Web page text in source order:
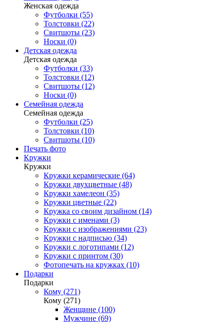
Женская одежда
Футболки (55)
Толстовки (22)
Свитшоты (23)
Носки (0)
Детская одежда
Детская одежда
Футболки (33)
Толстовки (12)
Свитшоты (12)
Носки (0)
Семейная одежда
Семейная одежда
Футболки (25)
Толстовки (10)
Свитшоты (10)
Печать фото
Кружки
Кружки
Кружки керамические (64)
Кружки двухцветные (48)
Кружки хамелеон (35)
Кружки цветные (22)
Кружка со своим дизайном (14)
Кружки с именами (3)
Кружки с изображениями (23)
Кружки с надписью (34)
Кружки с логотипами (12)
Кружки с принтом (30)
Фотопечать на кружках (10)
Подарки
Подарки
Кому (271)
Кому (271)
Женщине (100)
Мужчине (69)